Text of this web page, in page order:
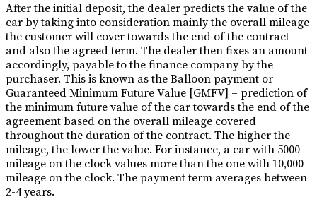
After the initial deposit, the dealer predicts the value of the
car by taking into consideration mainly the overall mileage
the customer will cover towards the end of the contract
and also the agreed term. The dealer then fixes an amount
accordingly, payable to the finance company by the
purchaser. This is known as the Balloon payment or
Guaranteed Minimum Future Value [GMFV] – prediction of
the minimum future value of the car towards the end of the
agreement based on the overall mileage covered
throughout the duration of the contract. The higher the
mileage, the lower the value. For instance, a car with 5000
mileage on the clock values more than the one with 10,000
mileage on the clock. The payment term averages between
2-4 years.